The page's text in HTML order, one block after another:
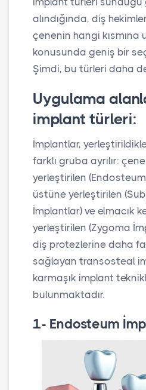
alındığında, diş
çenenin hangi kısmına
konusunda geniş bir
Şimdi, bu türleri daha
Uygulama
implant türleri:
İmplantlar,
farklı gruba ayrılır:
yerleştirilen
üstüne yerleştirilen
İmplantlar) ve elmacık
yerleştirilen (Zygoma
diş protezlerine daha
sağlayan transosteal
karmaşık implant
bulunmaktadır.
1- Endosteum